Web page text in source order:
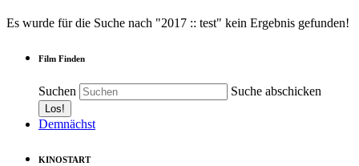
Es wurde für die Suche nach "2017 :: test" kein Ergebnis gefunden!
Film Finden
Suchen Suche abschicken
Demnächst
KINOSTART